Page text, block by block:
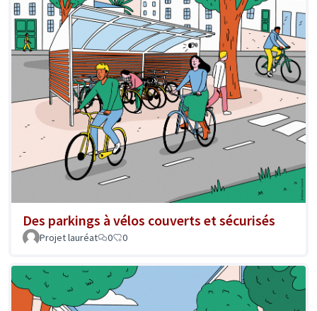
Des parkings à vélos couverts et sécurisés
Projet lauréat 0 0